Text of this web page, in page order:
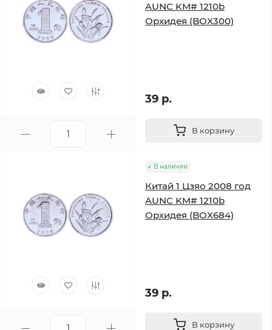
AUNC KM# 1210b
Орхидея (BOX300)
39 р.
В корзину
В наличии
Китай 1 Цзяо 2008 год
AUNC KM# 1210b
Орхидея (BOX684)
39 р.
В корзину